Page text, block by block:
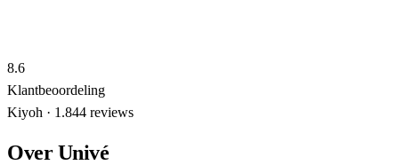
8.6
Klantbeoordeling
Kiyoh · 1.844 reviews
Over Univé